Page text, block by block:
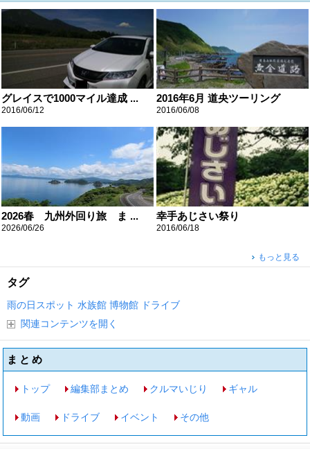
グレイスで1000マイル達成 ...
2016/06/12
2016年6月 道央ツーリング
2016/06/08
2026春 九州外回り旅 ま ...
2026/06/26
幸手あじさい祭り
2016/06/18
もっと見る
タグ
雨の日スポット 水族館 博物館 ドライブ
関連コンテンツを開く
まとめ
トップ 編集部まとめ クルマいじり ギャル
動画 ドライブ イベント その他